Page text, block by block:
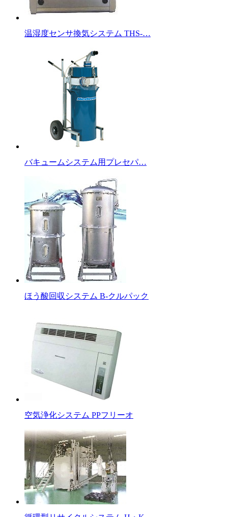
温湿度センサ換気システム THS-…
バキュームシステム用プレセパ…
ほう酸回収システム B-クルパック
空気浄化システム PPフリーオ